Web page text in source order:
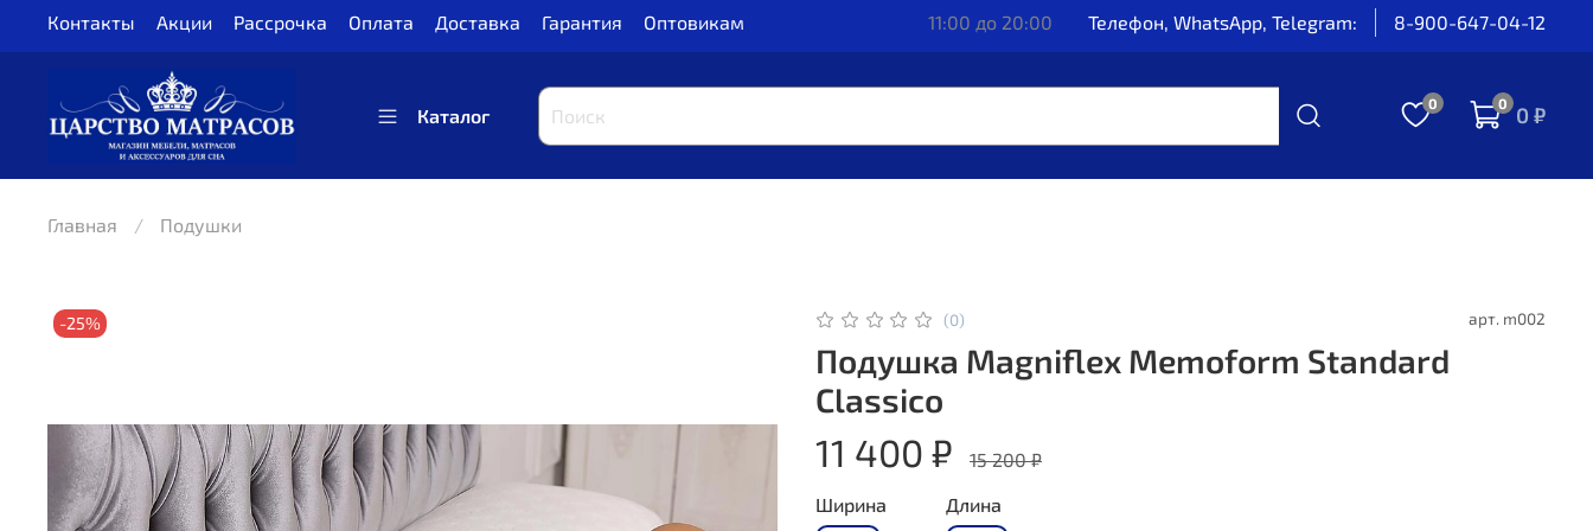
Контакты Акции Рассрочка Оплата Доставка Гарантия Оптовикам 11:00 до 20:00 Телефон, WhatsApp, Telegram: 8-900-647-04-12
Каталог
0 0 0 ₽
Главная Подушки
-25% (0) арт. m002
Подушка Magniflex Memoform Standard
Classico
11 400 ₽
15 200 ₽
Ширина
Длина